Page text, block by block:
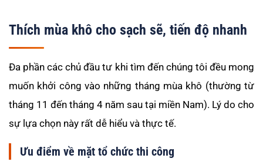
Thích mùa khô cho sạch sẽ, tiến độ nhanh
Đa phần các chủ đầu tư khi tìm đến chúng tôi đều mong
muốn khởi công vào những tháng mùa khô (thường từ
tháng 11 đến tháng 4 năm sau tại miền Nam). Lý do cho
sự lựa chọn này rất dễ hiểu và thực tế.
Ưu điểm về mặt tổ chức thi công